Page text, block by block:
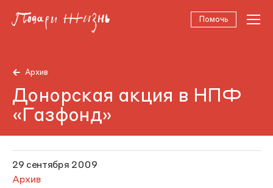
Помочь
Архив
Донорская акция в НПФ
«Газфонд»
29 сентября 2009
Архив